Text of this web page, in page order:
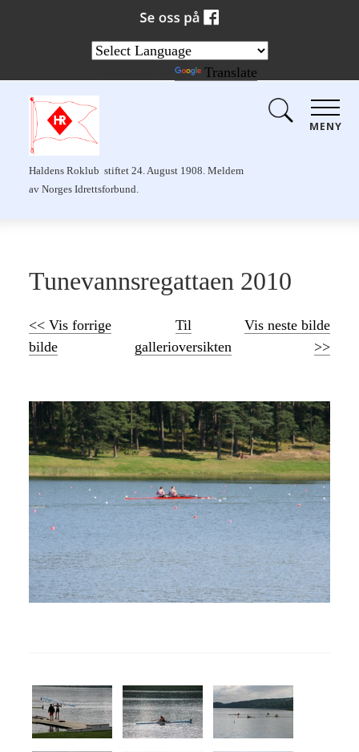
Haldens Roklub stiftet 24. August 1908. Meldem
av Norges Idrettsforbund.
MENY
Tunevannsregattaen 2010
<< Vis forrige
bilde
Til
gallerioversikten
Vis neste bilde
>>
Translate